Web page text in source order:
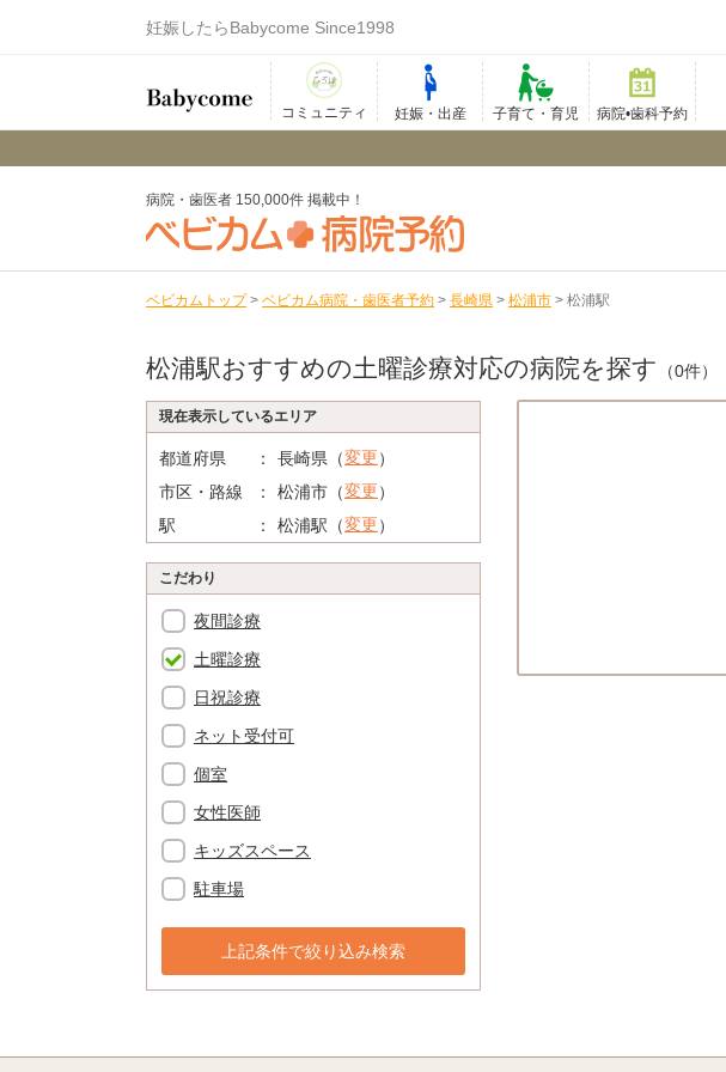
妊娠したらBabycome Since1998
コミュニティ 妊娠・出産 子育て・育児 病院•歯科予約
病院・歯医者 150,000件 掲載中！
ベビカムトップ > ベビカム病院・歯医者予約 > 長崎県 > 松浦市 > 松浦駅
松浦駅おすすめの土曜診療対応の病院を探す （0件）
現在表示しているエリア
都道府県 長崎県（変更）
市区・路線
松浦市（変更）
駅
松浦駅（変更）
こだわり
夜間診療
土曜診療
日祝診療
ネット受付可
個室
女性医師
キッズスペース
駐車場
上記条件で絞り込み検索